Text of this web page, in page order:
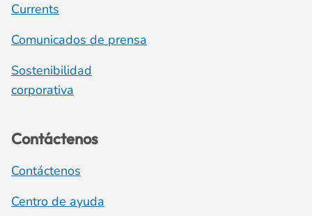
Currents
Comunicados de prensa
Sostenibilidad
corporativa
Contáctenos
Contáctenos
Centro de ayuda